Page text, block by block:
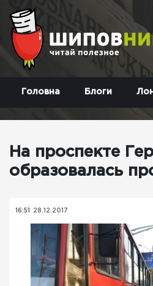
Головна Блоги
На проспекте
образовалась
16:51 28.12.2017